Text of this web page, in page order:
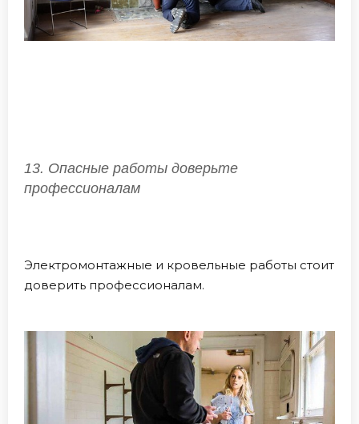
13. Опасные работы доверьте
профессионалам
Электромонтажные и кровельные работы стоит
доверить профессионалам.